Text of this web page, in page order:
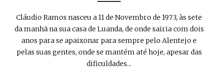
Cláudio Ramos nasceu a 11 de Novembro de 1973, às sete
da manhã na sua casa de Luanda, de onde sairia com dois
anos para se apaixonar para sempre pelo Alentejo e
pelas suas gentes, onde se mantém até hoje, apesar das
dificuldades...